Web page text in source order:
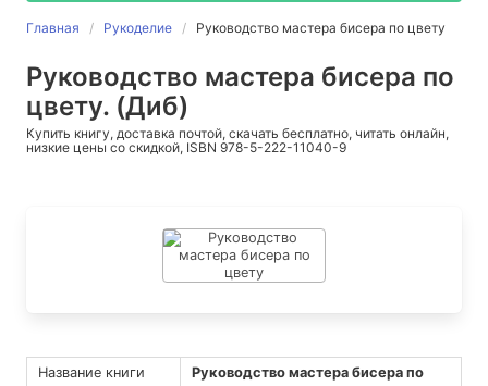
Главная Рукоделие Руководство мастера бисера по цвету
Руководство мастера бисера по
цвету. (Диб)
Купить книгу, доставка почтой, скачать бесплатно, читать онлайн,
низкие цены со скидкой, ISBN 978-5-222-11040-9
Название книги
Руководство мастера бисера по